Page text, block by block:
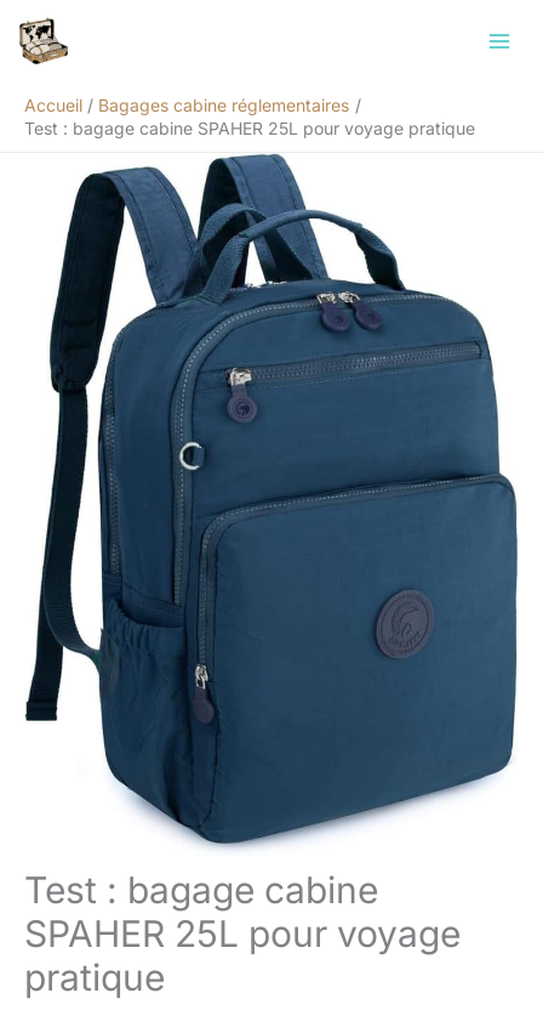
Accueil
Bagages cabine réglementaires
Test : bagage cabine SPAHER 25L pour voyage pratique
Test : bagage cabine
SPAHER 25L pour voyage
pratique
Rechercher